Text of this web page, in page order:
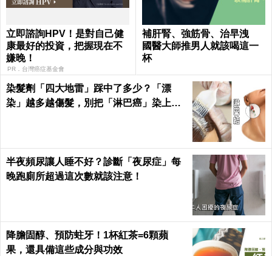
立即諮詢HPV！是對自己健
康最好的投資，把握現在不
嫌晚！
PR．台灣癌症基金會
補肝腎、強筋骨、治早洩
國醫大師推男人就該喝這一
杯
染髮劑「四大地雷」踩中了多少？「漂
染」越多越傷髮，別把「淋巴癌」染上
半夜頻尿讓人睡不好？診斷「夜尿症」每
晚跑廁所超過這次數就該注意！
降膽固醇、預防蛀牙！1杯紅茶=6顆蘋
果，還具備這些成分與功效